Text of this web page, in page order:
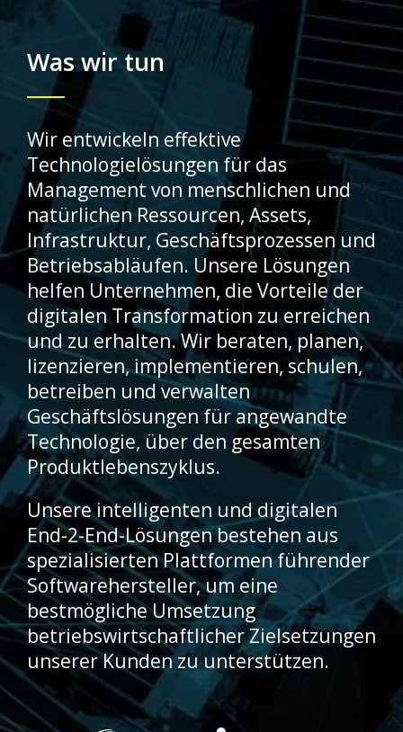
Was wir tun
Wir entwickeln effektive
Technologielösungen für das
Management von menschlichen und
natürlichen Ressourcen, Assets,
Infrastruktur, Geschäftsprozessen und
Betriebsabläufen. Unsere Lösungen
helfen Unternehmen, die Vorteile der
digitalen Transformation zu erreichen
und zu erhalten. Wir beraten, planen,
lizenzieren, implementieren, schulen,
betreiben und verwalten
Geschäftslösungen für angewandte
Technologie, über den gesamten
Produktlebenszyklus.
Unsere intelligenten und digitalen
End-2-End-Lösungen bestehen aus
spezialisierten Plattformen führender
Softwarehersteller, um eine
bestmögliche Umsetzung
betriebswirtschaftlicher Zielsetzungen
unserer Kunden zu unterstützen.